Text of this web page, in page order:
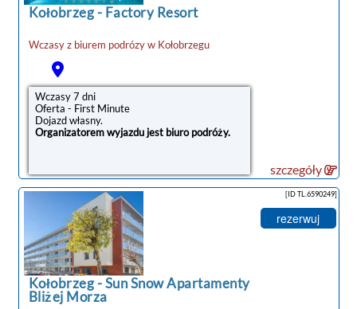
Kołobrzeg- Factory Resort
Wczasy z biurem podrózy w Kołobrzegu
Wczasy 7 dni
Oferta - First Minute
Dojazd własny.
Organizatorem wyjazdu jest biuro podróży.
szczegóły
Kołobrzeg-Sun Snow Apartamenty
Bliżej Morza
[ID TL.6590249]
rezerwuj